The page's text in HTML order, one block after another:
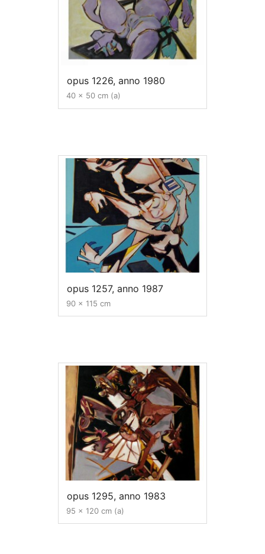
opus 1226, anno 1980
40 x 50 cm (a)
opus 1257, anno 1987
90 x 115 cm
opus 1295, anno 1983
95 x 120 cm (a)